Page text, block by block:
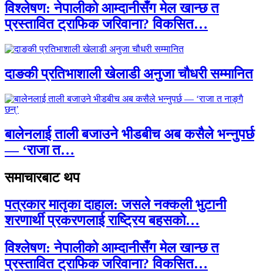
विश्लेषण: नेपालीको आम्दानीसँग मेल खान्छ त
प्रस्तावित ट्राफिक जरिवाना? विकसित…
दाङकी प्रतिभाशाली खेलाडी अनुजा चौधरी सम्मानित
बालेनलाई ताली बजाउने भीडबीच अब कसैले भन्नुपर्छ
— ‘राजा त…
समाचारबाट थप
पत्रकार मातृका दाहाल: जसले नक्कली भुटानी
शरणार्थी प्रकरणलाई राष्ट्रिय बहसको…
विश्लेषण: नेपालीको आम्दानीसँग मेल खान्छ त
प्रस्तावित ट्राफिक जरिवाना? विकसित…